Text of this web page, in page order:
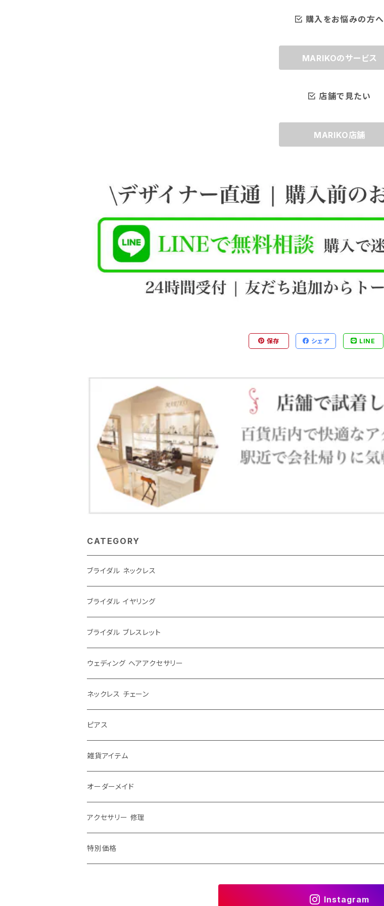
購入をお悩みの方へ
MARIKOのサービス
店舗で見たい
MARIKO店舗
保存 シェア LINE
CATEGORY
ブライダル ネックレス
大ぶり
シンプル
パール
レース
お花
チョーカー
ショルダーネックレス
ブライダル イヤリング
大ぶり
シンプル
パール
ゆれる
ゆれない
お花
2way
ブライダル ブレスレット
ウェディング ヘアアクセサリー
ウェディングティアラ
大きめ
ふつう
ウェディング リボンカチューシャ
ウェディング ヘッドドレス
ヘアアクセその他
ネックレス チェーン
40センチ
50センチ
60センチ
70センチ
80センチ
ピアス
チャーム ピアス
ピアス チャーム パーツ
雑貨アイテム
ブローチ
エリトメール
アニマルブローチ
ピンブローチ
ストールピン
オーダーメイド
修理・加工
アクセサリー 修理
ネックレス チェーン 修理
特別価格
Instagram